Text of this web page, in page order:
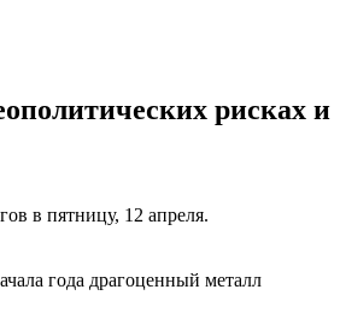
рисках и
в пятницу, 12 апреля.
года драгоценный металл